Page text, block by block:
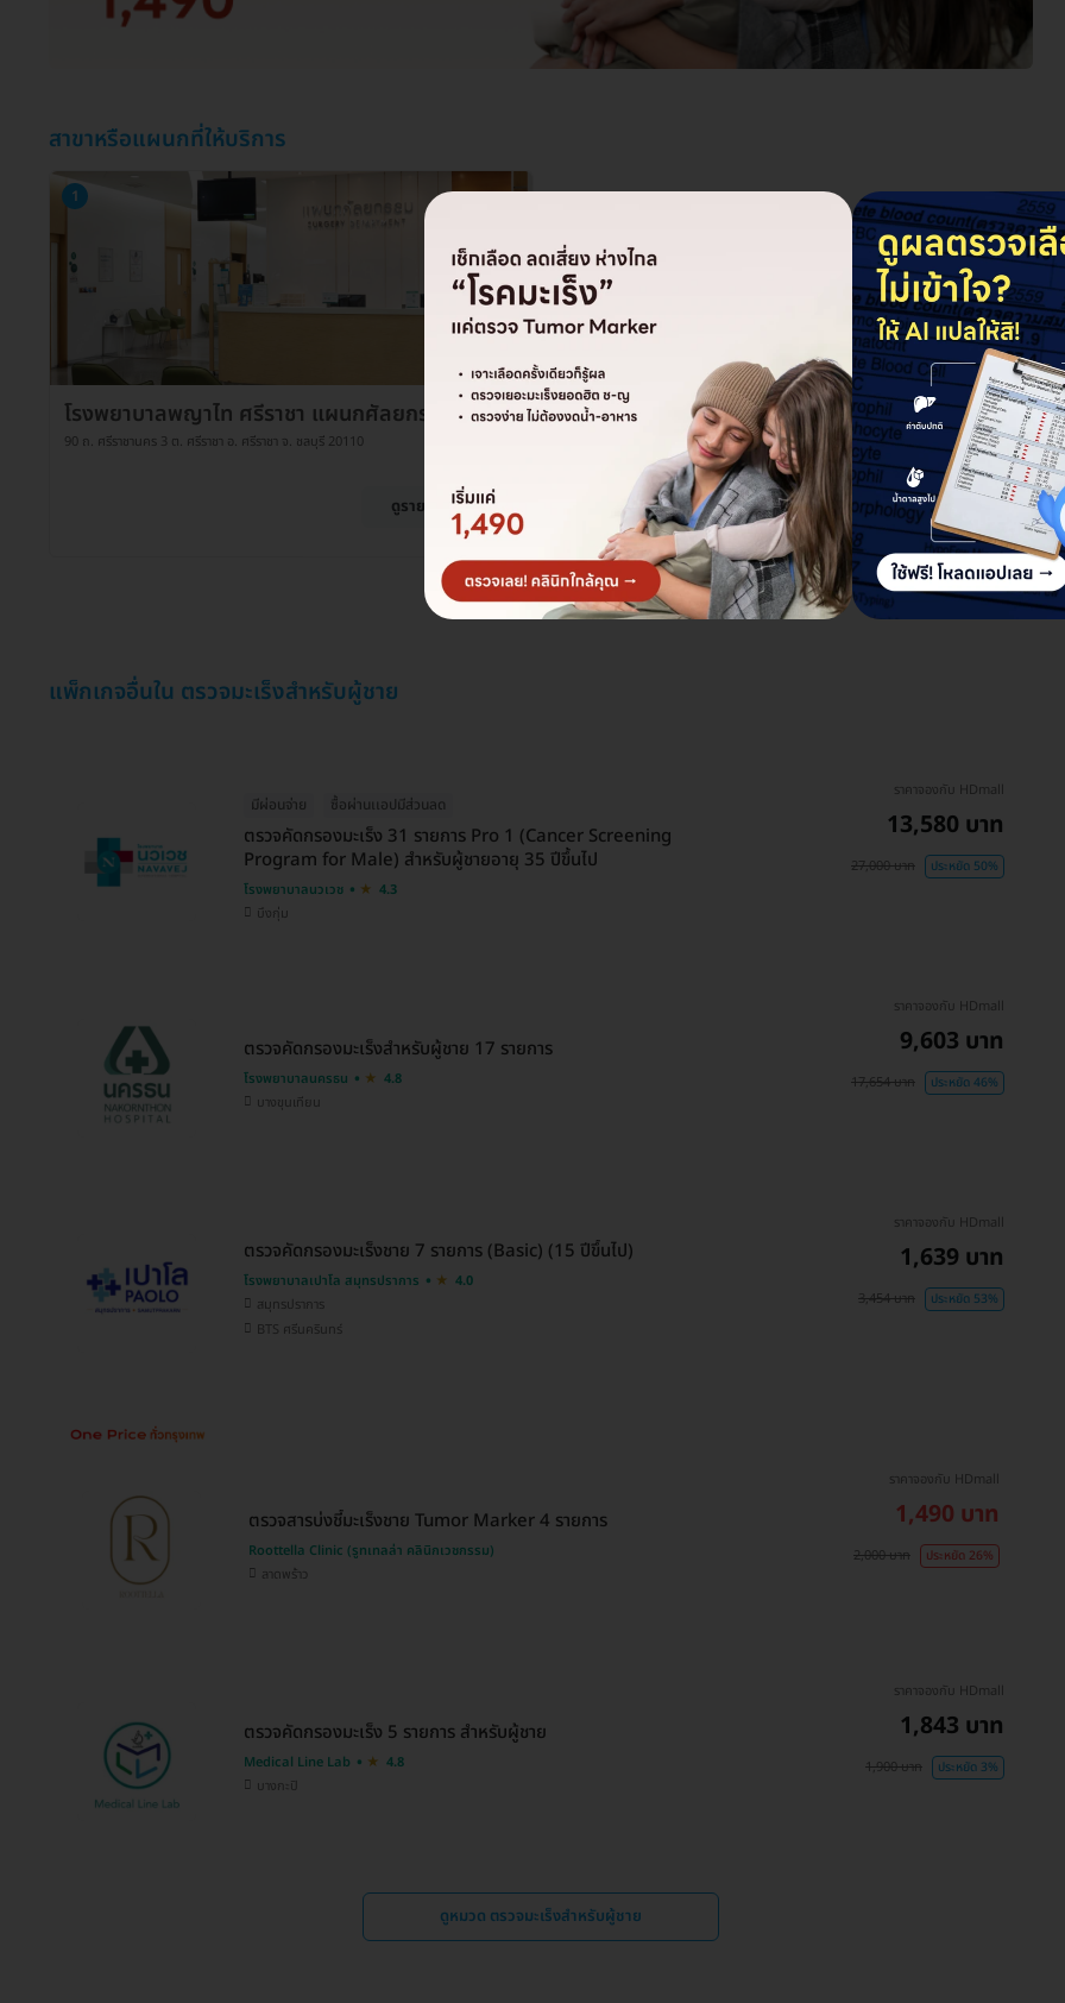
สาขาหรือแผนกที่ให้บริการ
1
โรงพยาบาลพญาไท ศรีราชา แผนกศัลยกรรมทั่วไป
90 ถ. ศรีราชานคร 3 ต. ศรีราชา อ. ศรีราชา จ. ชลบุรี 20110
ดูรายละเอียด
แพ็กเกจอื่นใน ตรวจมะเร็งสำหรับผู้ชาย
มีผ่อนจ่าย ซื้อผ่านเเอปมีส่วนลด
ตรวจคัดกรองมะเร็ง 31 รายการ Pro 1 (Cancer Screening
Program for Male) สำหรับผู้ชายอายุ 35 ปีขึ้นไป
โรงพยาบาลนวเวช
4.3
บึงกุ่ม
ราคาจองกับ HDmall
13,580 บาท
27,000 บาท ประหยัด 50%
ตรวจคัดกรองมะเร็งสำหรับผู้ชาย 17 รายการ
โรงพยาบาลนครธน
4.8
บางขุนเทียน
ราคาจองกับ HDmall
9,603 บาท
17,654 บาท ประหยัด 46%
ตรวจคัดกรองมะเร็งชาย 7 รายการ (Basic) (15 ปีขึ้นไป)
โรงพยาบาลเปาโล สมุทรปราการ
4.0
สมุทรปราการ
BTS ศรีนครินทร์
ราคาจองกับ HDmall
1,639 บาท
3,454 บาท ประหยัด 53%
ตรวจสารบ่งชี้มะเร็งชาย Tumor Marker 4 รายการ
Roottella Clinic (รูทเทลล่า คลินิกเวชกรรม)
ลาดพร้าว
ราคาจองกับ HDmall
1,490 บาท
2,000 บาท ประหยัด 26%
ตรวจคัดกรองมะเร็ง 5 รายการ สำหรับผู้ชาย
Medical Line Lab
4.8
บางกะปิ
ราคาจองกับ HDmall
1,843 บาท
1,900 บาท ประหยัด 3%
ดูหมวด ตรวจมะเร็งสำหรับผู้ชาย